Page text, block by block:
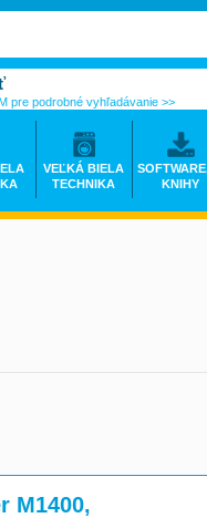
M1400,
pre podrobné vyhľadávanie >>
VEĽKÁ BIELA
TECHNIKA
KNIHY